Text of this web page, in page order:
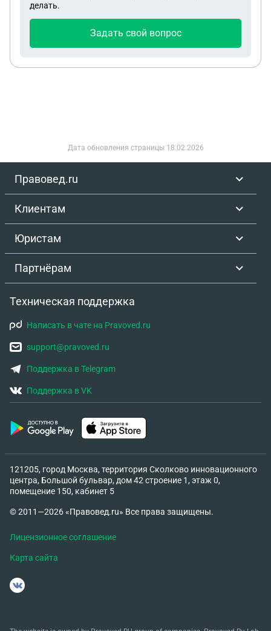
делать.
Задать свой вопрос
Дата обновления страницы 18.02.2026
Правовед.ru
Клиентам
Юристам
Партнёрам
Техническая поддержка
Написать в чате на Pravoved.ru
support@pravoved.ru
Поддержка в Telegram
Поддержка в VK
121205, город Москва, территория Сколково инновационного
центра, Большой бульвар, дом 42 строение 1, этаж 0,
помещение 150, кабинет 5
© 2011—2026 «Правовед.ru» Все права защищены.
Лицензионное соглашение
Карта сайта